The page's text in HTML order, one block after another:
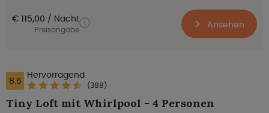
€ 115,00 Nacht
Preisangabe Ansehen
8.6 Hervorragend
(388)
Tiny Loft mit Whirlpool - 4 Personen